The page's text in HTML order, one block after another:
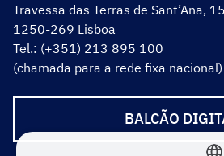
Travessa das Terras de Sant’Ana, 15
1250-269 Lisboa
Tel.: (+351) 213 895 100
(chamada para a rede fixa nacional)
BALCÃO